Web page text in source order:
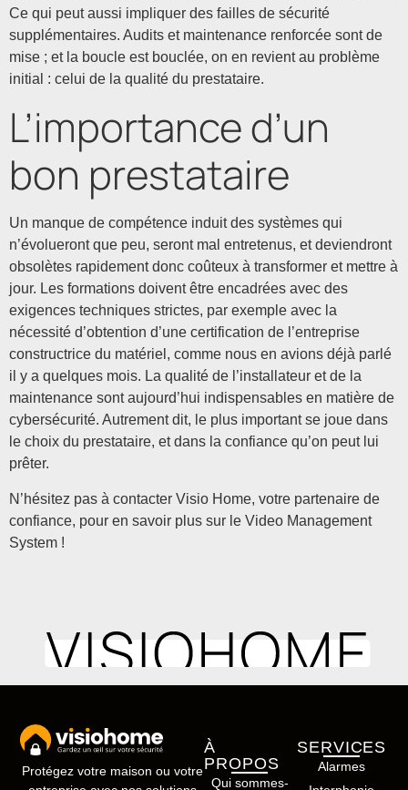
Ce qui peut aussi impliquer des failles de sécurité
supplémentaires. Audits et maintenance renforcée sont de
mise ; et la boucle est bouclée, on en revient au problème
initial : celui de la qualité du prestataire.
L’importance d’un
bon prestataire
Un manque de compétence induit des systèmes qui
n’évolueront que peu, seront mal entretenus, et deviendront
obsolètes rapidement donc coûteux à transformer et mettre à
jour. Les formations doivent être encadrées avec des
exigences techniques strictes, par exemple avec la
nécessité d’obtention d’une certification de l’entreprise
constructrice du matériel, comme nous en avions déjà parlé
il y a quelques mois. La qualité de l’installateur et de la
maintenance sont aujourd’hui indispensables en matière de
cybersécurité. Autrement dit, le plus important se joue dans
le choix du prestataire, et dans la confiance qu’on peut lui
prêter.
N’hésitez pas à contacter Visio Home, votre partenaire de
confiance, pour en savoir plus sur le Video Management
System !
Protégez votre maison ou votre
À
PROPOS
Qui sommes-
SERVICES
Alarmes